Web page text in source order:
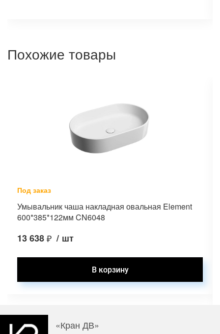
Похожие товары
Под заказ
Умывальник чаша накладная овальная Element
600*385*122мм CN6048
13 638₽ / шт
«Кран ДВ»